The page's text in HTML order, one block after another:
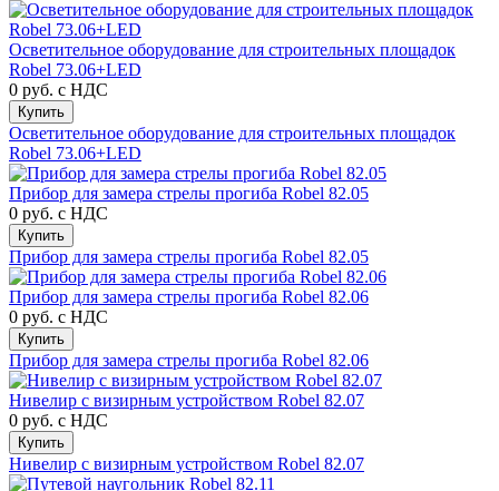
Осветительное оборудование для строительных площадок
Robel 73.06+LED
0 руб. с НДС
Купить
Осветительное оборудование для строительных площадок
Robel 73.06+LED
Прибор для замера стрелы прогиба Robel 82.05
0 руб. с НДС
Купить
Прибор для замера стрелы прогиба Robel 82.05
Прибор для замера стрелы прогиба Robel 82.06
0 руб. с НДС
Купить
Прибор для замера стрелы прогиба Robel 82.06
Нивелир с визирным устройством Robel 82.07
0 руб. с НДС
Купить
Нивелир с визирным устройством Robel 82.07